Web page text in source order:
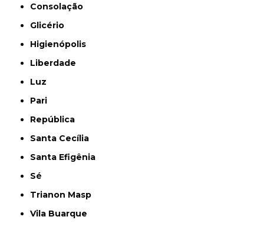
Consolação
Glicério
Higienópolis
Liberdade
Luz
Pari
República
Santa Cecília
Santa Efigênia
Sé
Trianon Masp
Vila Buarque